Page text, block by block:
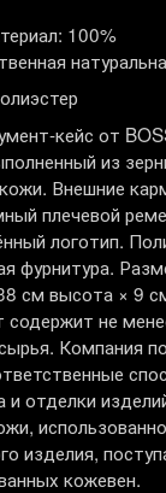
100%
кейс от
из
Внешние
плечевой
логотип.
фурнитура.
см высота × 9
содержит не
Компания
и отделки
изделия,
кожевен.